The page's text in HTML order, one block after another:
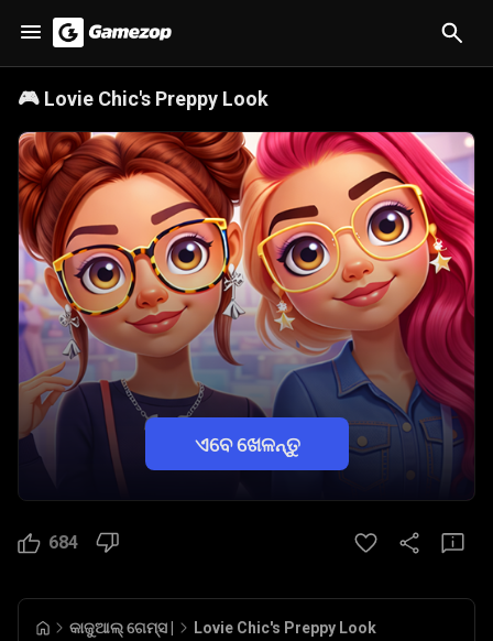
🎮 Lovie Chic's Preppy Look
ଏବେ ଖେଳନ୍ତୁ
684
କାଜୁଆଲ୍ ଗେମ୍ସ | Lovie Chic's Preppy Look